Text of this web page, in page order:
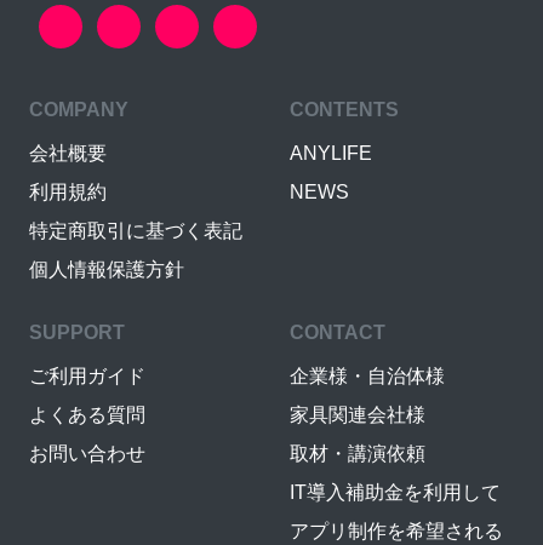
COMPANY
会社概要
利用規約
特定商取引に基づく表記
個人情報保護方針
CONTENTS
ANYLIFE
NEWS
SUPPORT
ご利用ガイド
よくある質問
お問い合わせ
CONTACT
企業様・自治体様
家具関連会社様
取材・講演依頼
IT導入補助金を利用して
アプリ制作を希望される